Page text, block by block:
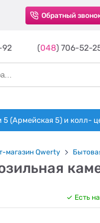
Обратный
92 (048) 706-52-
(Армейская 5) и колл-
магазин Qwerty
Есть